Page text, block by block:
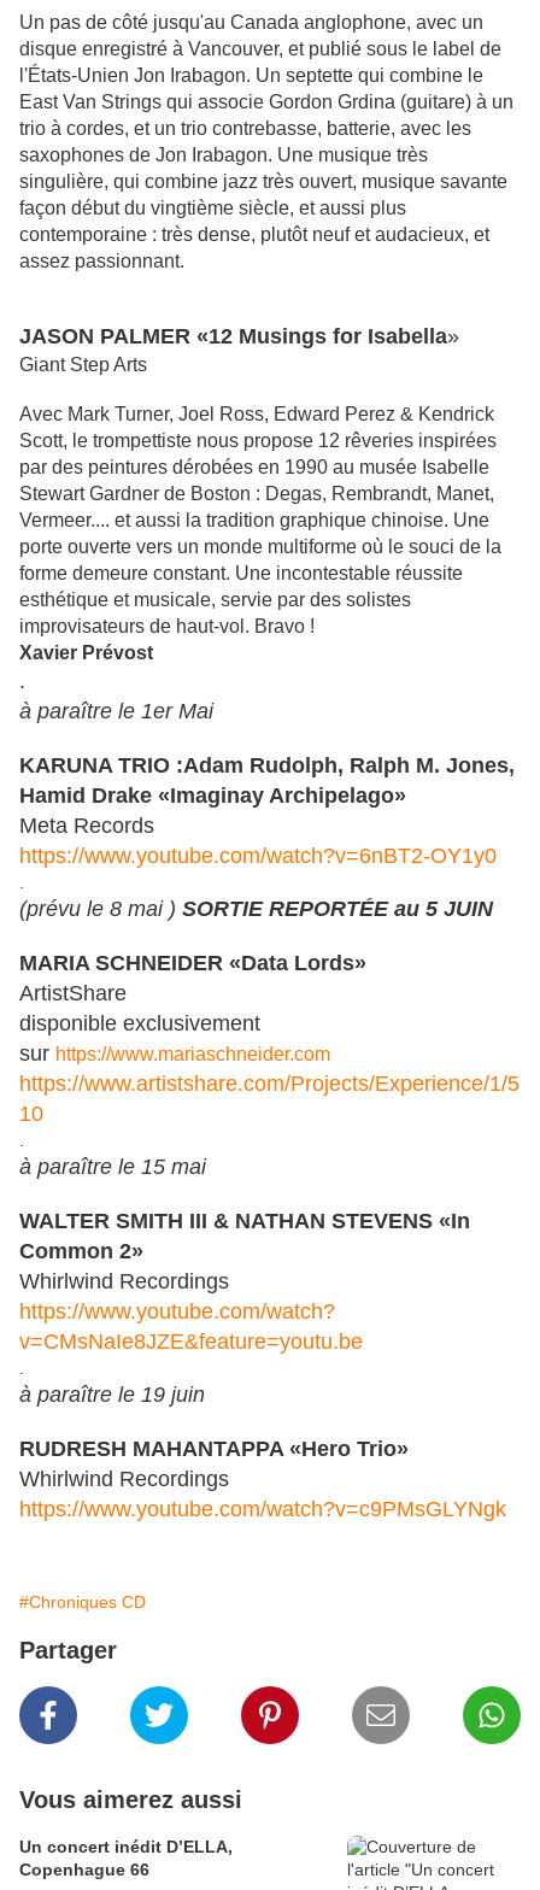
Un pas de côté jusqu'au Canada anglophone, avec un
disque enregistré à Vancouver, et publié sous le label de
l'États-Unien Jon Irabagon. Un septette qui combine le
East Van Strings qui associe Gordon Grdina (guitare) à un
trio à cordes, et un trio contrebasse, batterie, avec les
saxophones de Jon Irabagon. Une musique très
singulière, qui combine jazz très ouvert, musique savante
façon début du vingtième siècle, et aussi plus
contemporaine : très dense, plutôt neuf et audacieux, et
assez passionnant.
JASON PALMER «12 Musings for Isabella»
Giant Step Arts
Avec Mark Turner, Joel Ross, Edward Perez & Kendrick
Scott, le trompettiste nous propose 12 rêveries inspirées
par des peintures dérobées en 1990 au musée Isabelle
Stewart Gardner de Boston : Degas, Rembrandt, Manet,
Vermeer.... et aussi la tradition graphique chinoise. Une
porte ouverte vers un monde multiforme où le souci de la
forme demeure constant. Une incontestable réussite
esthétique et musicale, servie par des solistes
improvisateurs de haut-vol. Bravo !
Xavier Prévost
.
à paraître le 1er Mai
KARUNA TRIO :Adam Rudolph, Ralph M. Jones,
Hamid Drake «Imaginay Archipelago»
Meta Records
https://www.youtube.com/watch?v=6nBT2-OY1y0
(prévu le 8 mai ) SORTIE REPORTÉE au 5 JUIN
MARIA SCHNEIDER «Data Lords»
ArtistShare
disponible exclusivement
sur https://www.mariaschneider.com
https://www.artistshare.com/Projects/Experience/1/5
10
à paraître le 15 mai
WALTER SMITH III & NATHAN STEVENS «In
Common 2»
Whirlwind Recordings
https://www.youtube.com/watch?
v=CMsNaIe8JZE&feature=youtu.be
à paraître le 19 juin
RUDRESH MAHANTAPPA «Hero Trio»
Whirlwind Recordings
https://www.youtube.com/watch?v=c9PMsGLYNgk
#Chroniques CD
Partager
Vous aimerez aussi
Un concert inédit D’ELLA,
Copenhague 66